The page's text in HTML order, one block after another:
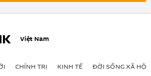
Việt Nam
CHÍNH TRỊ KINH TẾ ĐỜI SỐNG XÃ HỘI